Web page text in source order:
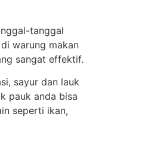
tanggal
warung makan
sangat effektif.
sayur dan lauk
pauk anda bisa
seperti ikan,